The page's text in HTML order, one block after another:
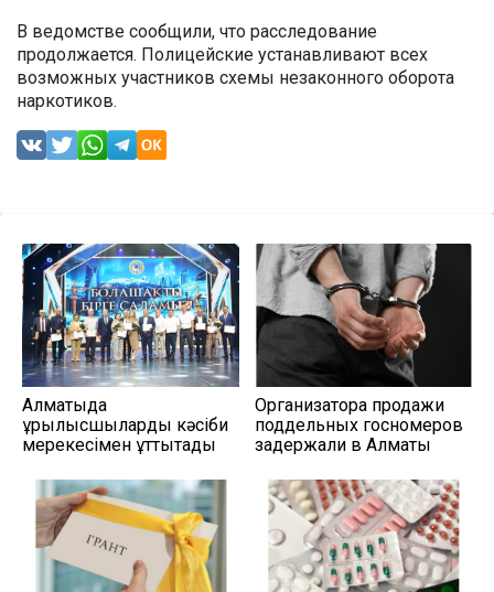
В ведомстве сообщили, что расследование
продолжается. Полицейские устанавливают всех
возможных участников схемы незаконного оборота
наркотиков.
Алматыда
құрылысшыларды кәсіби
мерекесімен құттықтады
Организатора продажи
поддельных госномеров
задержали в Алматы